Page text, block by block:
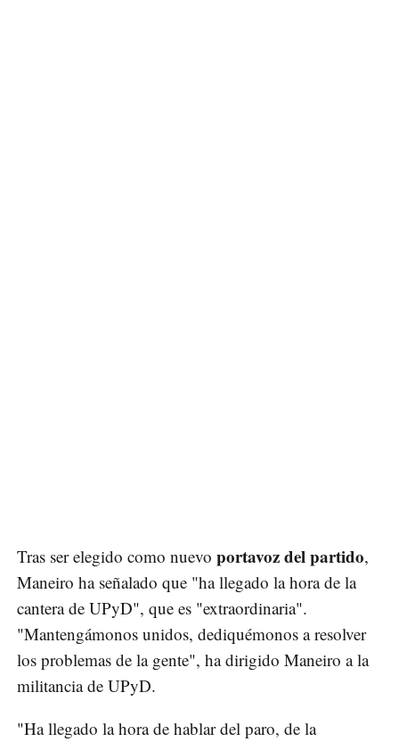
Tras ser elegido como nuevo portavoz del partido,
Maneiro ha señalado que "ha llegado la hora de la
cantera de UPyD", que es "extraordinaria".
"Mantengámonos unidos, dediquémonos a resolver
los problemas de la gente", ha dirigido Maneiro a la
militancia de UPyD.
"Ha llegado la hora de hablar del paro, de la